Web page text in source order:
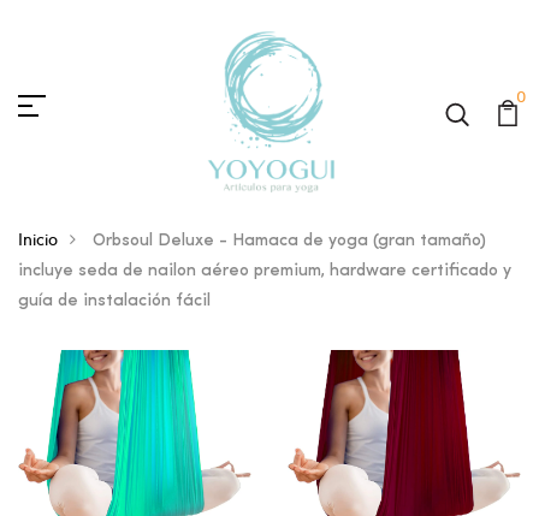
0
Inicio
Orbsoul Deluxe - Hamaca de yoga (gran tamaño)
incluye seda de nailon aéreo premium, hardware certificado y
guía de instalación fácil